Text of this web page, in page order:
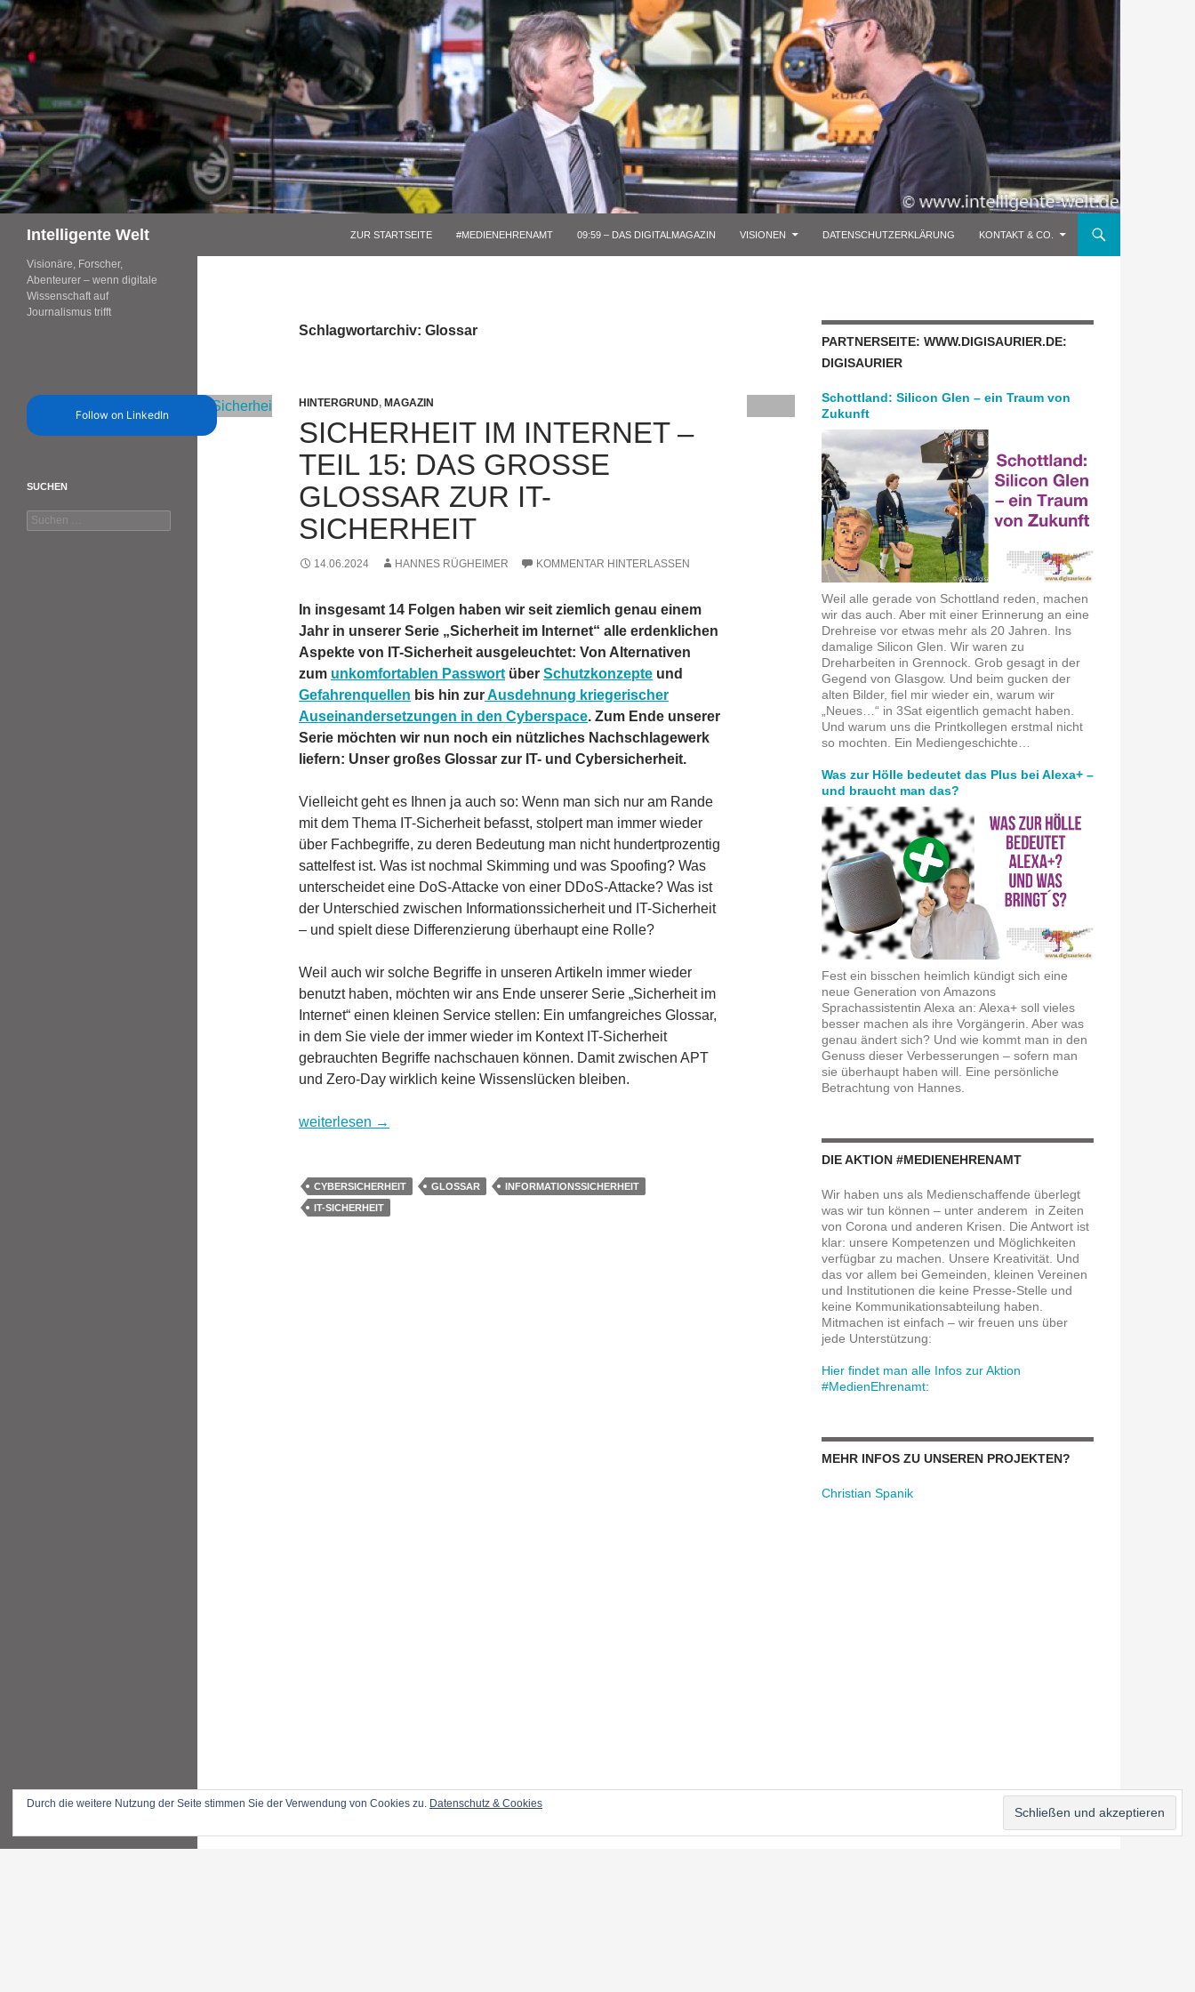
Zum
Inhalt
springen
Intelligente Welt ZUR STARTSEITE #MEDIENEHRENAMT 09:59 – DAS DIGITALMAGAZIN VISIONEN DATENSCHUTZERKLÄRUNG KONTAKT & CO.
Schlagwortarchiv: Glossar
HINTERGRUND, MAGAZIN
SICHERHEIT IM INTERNET –
TEIL 15: DAS GROSSE G
LOSSAR ZUR IT-S
ICHERHEIT
14.06.2024 HANNES RÜGHEIMER KOMMENTAR HINTERLASSEN
In insgesamt 14 Folgen haben wir seit ziemlich genau einem
Jahr in unserer Serie „Sicherheit im Internet“ alle erdenklichen
Aspekte von IT-Sicherheit ausgeleuchtet: Von Alternativen
zum unkomfortablen Passwort über Schutzkonzepte und
Gefahrenquellen bis hin zurAusdehnung kriegerischer
Auseinandersetzungen in den Cyberspace. Zum Ende unserer
Serie möchten wir nun noch ein nützliches Nachschlagewerk
liefern: Unser großes Glossar zur IT- und Cybersicherheit.
Vielleicht geht es Ihnen ja auch so: Wenn man sich nur am Rande
mit dem Thema IT-Sicherheit befasst, stolpert man immer wieder
über Fachbegriffe, zu deren Bedeutung man nicht hundertprozentig
sattelfest ist. Was ist nochmal Skimming und was Spoofing? Was
unterscheidet eine DoS-Attacke von einer DDoS-Attacke? Was ist
der Unterschied zwischen Informationssicherheit und IT-Sicherheit
– und spielt diese Differenzierung überhaupt eine Rolle?
Weil auch wir solche Begriffe in unseren Artikeln immer wieder
benutzt haben, möchten wir ans Ende unserer Serie „Sicherheit im
Internet“ einen kleinen Service stellen: Ein umfangreiches Glossar,
in dem Sie viele der immer wieder im Kontext IT-Sicherheit
gebrauchten Begriffe nachschauen können. Damit zwischen APT
und Zero-Day wirklich keine Wissenslücken bleiben.
Sicherheit im Internet – Teil 15: Das große Glossar zur IT-Sicherheit
weiterlesen →
CYBERSICHERHEIT GLOSSAR
INFORMATIONSSICHERHEIT
IT-SICHERHEIT
PARTNERSEITE: WWW.DIGISAURIER.DE:
DIGISAURIER
Schottland: Silicon Glen – ein Traum von
Zukunft
Weil alle gerade von Schottland reden, machen
wir das auch. Aber mit einer Erinnerung an eine
Drehreise vor etwas mehr als 20 Jahren. Ins
damalige Silicon Glen. Wir waren zu
Dreharbeiten in Grennock. Grob gesagt in der
Gegend von Glasgow. Und beim gucken der
alten Bilder, fiel mir wieder ein, warum wir
„Neues…“ in 3Sat eigentlich gemacht haben.
Und warum uns die Printkollegen erstmal nicht
so mochten. Ein Mediengeschichte…
Was zur Hölle bedeutet das Plus bei Alexa+ –
und braucht man das?
Fest ein bisschen heimlich kündigt sich eine
neue Generation von Amazons
Sprachassistentin Alexa an: Alexa+ soll vieles
besser machen als ihre Vorgängerin. Aber was
genau ändert sich? Und wie kommt man in den
Genuss dieser Verbesserungen – sofern man
sie überhaupt haben will. Eine persönliche
Betrachtung von Hannes.
DIE AKTION #MEDIENEHRENAMT
Wir haben uns als Medienschaffende überlegt
was wir tun können – unter anderem in Zeiten
von Corona und anderen Krisen. Die Antwort ist
klar: unsere Kompetenzen und Möglichkeiten
verfügbar zu machen. Unsere Kreativität. Und
das vor allem bei Gemeinden, kleinen Vereinen
und Institutionen die keine Presse-Stelle und
keine Kommunikationsabteilung haben.
Mitmachen ist einfach – wir freuen uns über
jede Unterstützung:
Hier findet man alle Infos zur Aktion
#MedienEhrenamt:
MEHR INFOS ZU UNSEREN PROJEKTEN?
Christian Spanik
Visionäre, Forscher,
Abenteurer – wenn digitale
Wissenschaft auf
Journalismus trifft
Follow on LinkedIn
SUCHEN
Suchen
nach:
Durch die weitere Nutzung der Seite stimmen Sie der Verwendung von Cookies zu. Datenschutz & Cookies